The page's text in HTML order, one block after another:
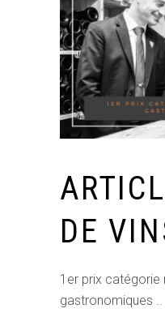
DE
1er prix catégorie
gastronomiques ..